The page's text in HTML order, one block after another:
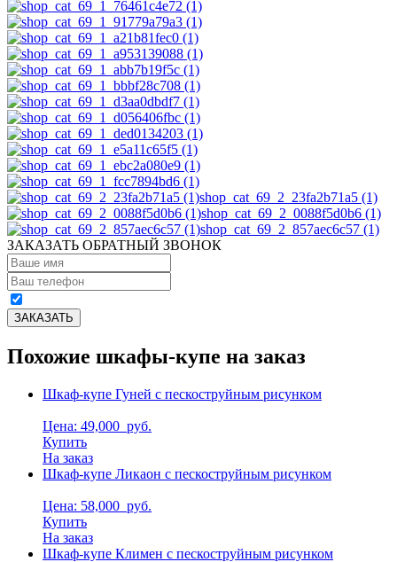
shop_cat_69_2_23fa2b71a5 (1)
shop_cat_69_2_0088f5d0b6 (1)
shop_cat_69_2_857aec6c57 (1)
ЗАКАЗАТЬ ОБРАТНЫЙ ЗВОНОК
Похожие шкафы-купе на заказ
Шкаф-купе Гуней с пескоструйным рисунком
Цена: 49,000 руб.
Купить
На заказ
Шкаф-купе Ликаон с пескоструйным рисунком
Цена: 58,000 руб.
Купить
На заказ
Шкаф-купе Климен с пескоструйным рисунком